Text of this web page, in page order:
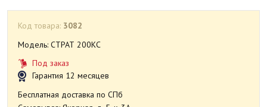
Код товара: 3082
Модель: СТРАТ 200КС
Под заказ
Гарантия 12 месяцев
Бесплатная доставка по СПб